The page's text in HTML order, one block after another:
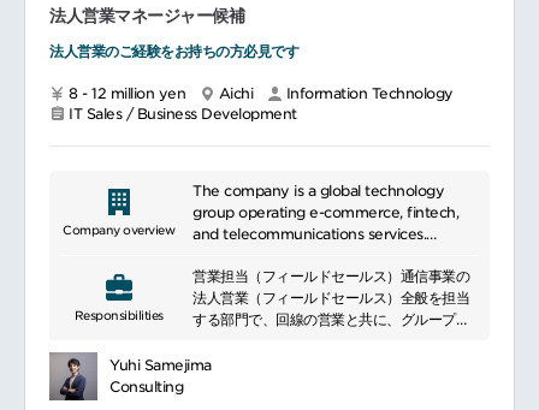
既存サービス以外の新たなソリューションの
ど）、アライアンス設計など、ただのセール
ネス拡大、ブランド認知の拡大に携わってい
ただきます。
プライム上場の総合人材サービス企業を母体
に持ち、働き方への取り組みや財務基盤にお
いて、非常に安定した環境を誇ります。
社内カンパニーとして、同社は独立採算制と
意思決定権を持って運営しています。
0から事業を作り上げるスタートアップの面
法人営業マネージャー候補
法人営業のご経験をお持ちの方必見です
8 - 12 million yen Aichi
Information Technology
IT Sales / Business Development
Company overview
The company is a global technology
group operating e-commerce, fintech,
and telecommunications services.
online shopping, payments, banking,
securities, and mobile communications.
Leveraging a shared membership
ecosystem serving consumers and
Responsibilities
営業担当（フィールドセールス）通信事業の
法人営業（フィールドセールス）全般を担当
する部門で、回線の営業と共に、グループが
ション全般に関する法人サービスを活用し、
Yuhi Samejima
Consulting